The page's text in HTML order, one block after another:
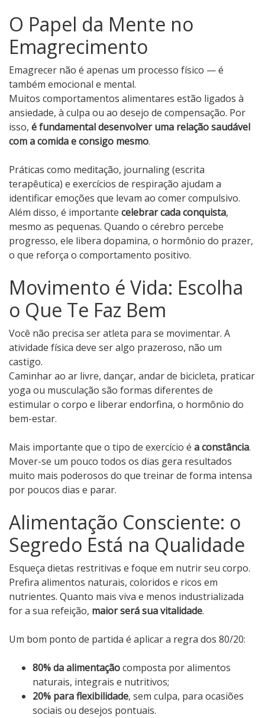
O Papel da Mente no
Emagrecimento
Emagrecer não é apenas um processo físico — é
também emocional e mental.
Muitos comportamentos alimentares estão ligados à
ansiedade, à culpa ou ao desejo de compensação. Por
isso, é fundamental desenvolver uma relação saudável
com a comida e consigo mesmo.
Práticas como meditação, journaling (escrita
terapêutica) e exercícios de respiração ajudam a
identificar emoções que levam ao comer compulsivo.
Além disso, é importante celebrar cada conquista,
mesmo as pequenas. Quando o cérebro percebe
progresso, ele libera dopamina, o hormônio do prazer,
o que reforça o comportamento positivo.
Movimento é Vida: Escolha
o Que Te Faz Bem
Você não precisa ser atleta para se movimentar. A
atividade física deve ser algo prazeroso, não um
castigo.
Caminhar ao ar livre, dançar, andar de bicicleta, praticar
yoga ou musculação são formas diferentes de
estimular o corpo e liberar endorfina, o hormônio do
bem-estar.
Mais importante que o tipo de exercício é a constância.
Mover-se um pouco todos os dias gera resultados
muito mais poderosos do que treinar de forma intensa
por poucos dias e parar.
Alimentação Consciente: o
Segredo Está na Qualidade
Esqueça dietas restritivas e foque em nutrir seu corpo.
Prefira alimentos naturais, coloridos e ricos em
nutrientes. Quanto mais viva e menos industrializada
for a sua refeição, maior será sua vitalidade.
Um bom ponto de partida é aplicar a regra dos 80/20:
80% da alimentaçãocomposta por alimentos
naturais, integrais e nutritivos;
20% para flexibilidade, sem culpa, para ocasiões
sociais ou desejos pontuais.